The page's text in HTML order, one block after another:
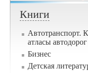
Книги
Автотранспорт.
атласы автодорог
Бизнес
Детская